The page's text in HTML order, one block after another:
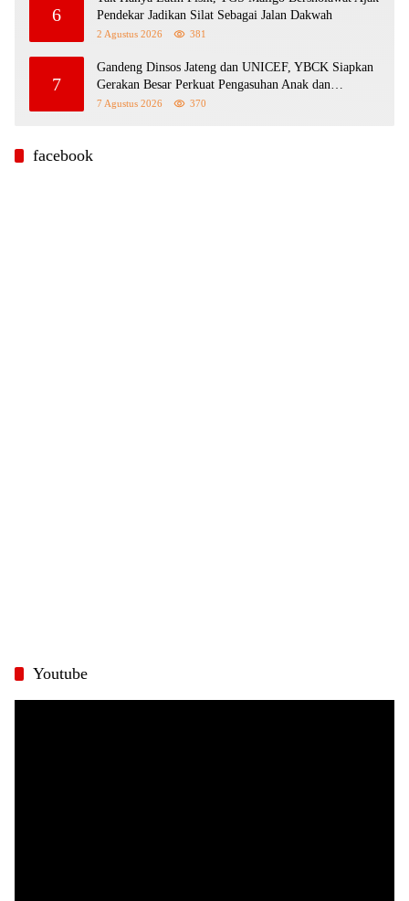
6
Pendekar Jadikan Silat Sebagai Jalan Dakwah
2 Agustus 2026 381
7
Gandeng Dinsos Jateng dan UNICEF, YBCK Siapkan
Gerakan Besar Perkuat Pengasuhan Anak dan
Ketahanan Keluarga
7 Agustus 2026 370
facebook
Youtube